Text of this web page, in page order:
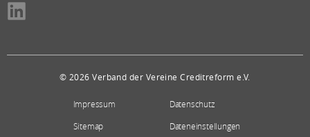
© 2026 Verband der Vereine Creditreform e.V.
Impressum
Datenschutz
Sitemap
Dateneinstellungen